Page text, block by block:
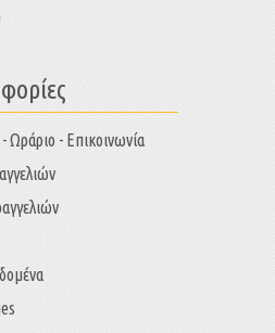
Ωράριο - Επικοινωνία